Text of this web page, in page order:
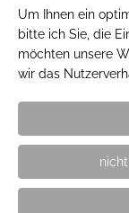
Stachelige
Artenvielfalt
Um Ihnen ein
bitte ich Sie, die
möchten unsere
wir das